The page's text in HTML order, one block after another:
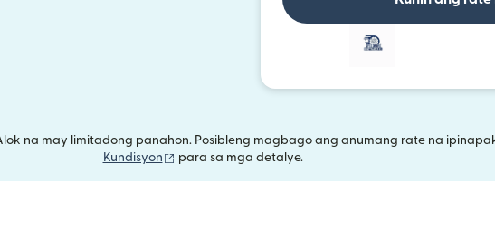
na may limitadong panahon. Posibleng magbago ang anumang rate na
Kundisyon
(bubukas sa bagong window)
para sa mga detalye.